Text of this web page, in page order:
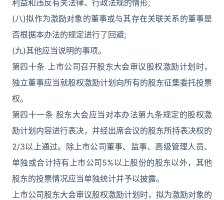
利益和违反有关法律、行政法规的情形;
(八)拟作为激励对象的董事或与其存在关联关系的董事是
否根据本办法的规定进行了回避;
(九)其他应当说明的事项。
第四十条 上市公司召开股东大会审议股权激励计划时，
独立董事应当就股权激励计划向所有的股东征集委托投票
权。
第四十一条 股东大会应当对本办法第九条规定的股权激
励计划内容进行表决，并经出席会议的股东所持表决权的
2/3以上通过。除上市公司董事、监事、高级管理人员、
单独或合计持有上市公司5%以上股份的股东以外，其他
股东的投票情况应当单独统计并予以披露。
上市公司股东大会审议股权激励计划时，拟为激励对象的